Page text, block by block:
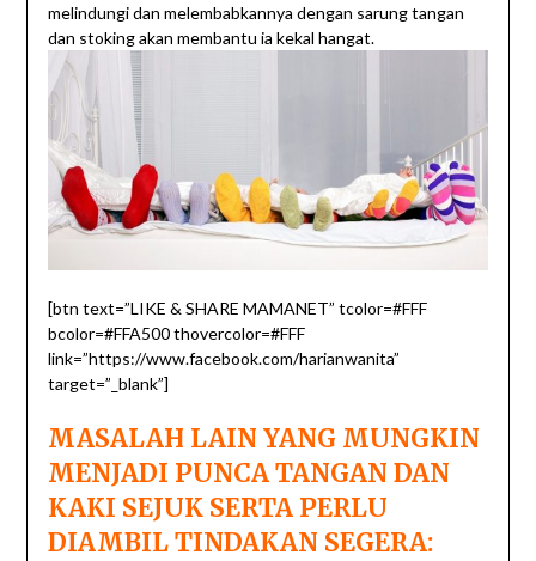
melindungi dan melembabkannya dengan sarung tangan
dan stoking akan membantu ia kekal hangat.
[btn text=”LIKE & SHARE MAMANET” tcolor=#FFF
bcolor=#FFA500 thovercolor=#FFF
link=”https://www.facebook.com/harianwanita”
target=”_blank”]
MASALAH LAIN YANG MUNGKIN
MENJADI PUNCA TANGAN DAN
KAKI SEJUK SERTA PERLU
DIAMBIL TINDAKAN SEGERA: